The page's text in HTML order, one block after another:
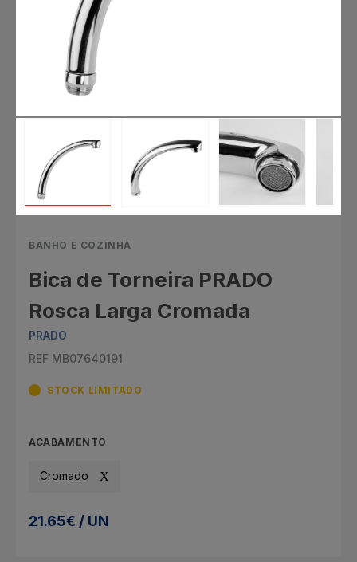
BANHO E COZINHA
Bica de Torneira PRADO
Rosca Larga Cromada
PRADO
REF MB07640191
STOCK LIMITADO
ACABAMENTO
Cromado
21.65€ / UN